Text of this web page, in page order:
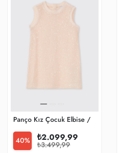
Panço Kız Çocuk Elbise / Tulum
40% ₺2.099,99
₺3.499,99